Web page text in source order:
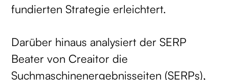
fundierten Strategie erleichtert.
Darüber hinaus analysiert der SERP
Beater von Creaitor die
Suchmaschinenergebnisseiten (SERPs),